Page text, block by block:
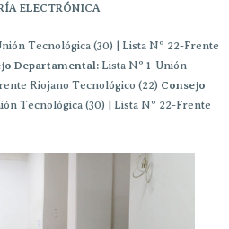
ELECTRÓNICA
Tecnológica (30) | Lista Nº 22-Frente
Departamental: Lista Nº 1-Unión
Riojano Tecnológico (22) Consejo
Tecnológica (30) | Lista Nº 22-Frente